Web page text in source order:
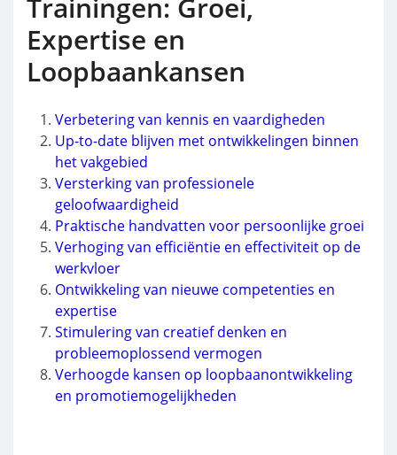
Expertise en
Loopbaankansen
Verbetering van kennis en vaardigheden
Up-to-date blijven met ontwikkelingen binnen
het vakgebied
Versterking van professionele
geloofwaardigheid
Praktische handvatten voor persoonlijke groei
Verhoging van efficiëntie en effectiviteit op de
werkvloer
Ontwikkeling van nieuwe competenties en
expertise
Stimulering van creatief denken en
probleemoplossend vermogen
Verhoogde kansen op loopbaanontwikkeling
en promotiemogelijkheden